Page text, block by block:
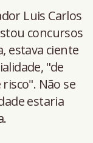
Luis Carlos
concursos
estava ciente
"de
Não se
estaria